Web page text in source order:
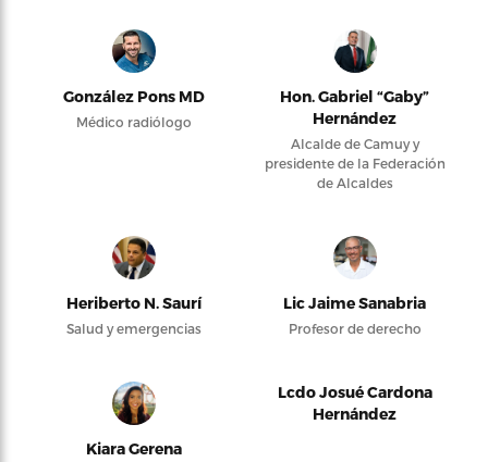
González Pons MD
Médico radiólogo
Hon. Gabriel “Gaby”
Hernández
Alcalde de Camuy y
presidente de la Federación
de Alcaldes
Heriberto N. Saurí
Salud y emergencias
Lic Jaime Sanabria
Profesor de derecho
Kiara Gerena
Lcdo Josué Cardona
Hernández